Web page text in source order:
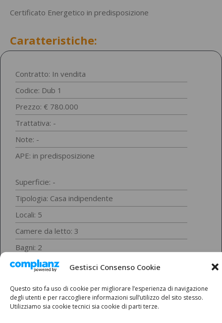
Gestisci Consenso Cookie
Questo sito fa uso di cookie per migliorare l’esperienza di navigazione
degli utenti e per raccogliere informazioni sull’utilizzo del sito stesso.
Utilizziamo sia cookie tecnici sia cookie di parti terze.
Certificato Energetico in predisposizione
Caratteristiche:
Contratto: In vendita
Codice: Dub 1
Prezzo: € 780.000
Trattativa: -
Note: -
APE: in predisposizione
Superficie: -
Tipologia: Casa indipendente
Locali: 5
Camere da letto: 3
Bagni: 2
Cantina: -
Mansarda: -
Taverna: -